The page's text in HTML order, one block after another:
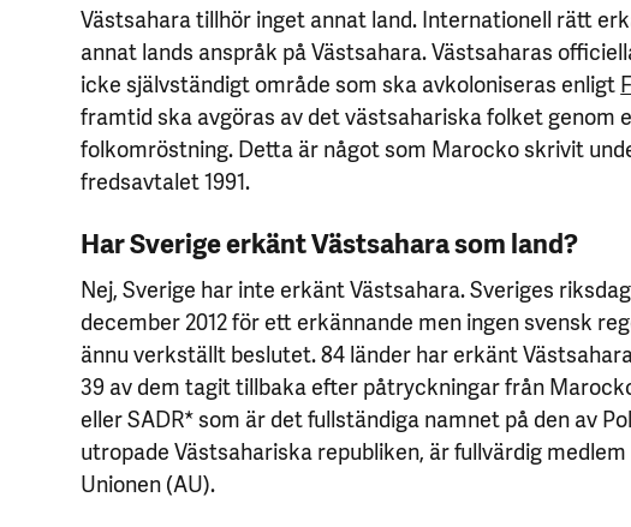
Västsahara tillhör inget annat land. Internationell rätt
annat lands anspråk på Västsahara. Västsaharas
icke självständigt område som ska avkoloniseras enligt
framtid ska avgöras av det västsahariska folket genom
folkomröstning. Detta är något som Marocko skrivit
fredsavtalet 1991.
Har Sverige erkänt Västsahara som land?
Nej, Sverige har inte erkänt Västsahara. Sveriges
december 2012 för ett erkännande men ingen svensk
ännu verkställt beslutet. 84 länder har erkänt
39 av dem tagit tillbaka efter påtryckningar från
eller SADR* som är det fullständiga namnet på den av
utropade Västsahariska republiken, är fullvärdig
Unionen (AU).